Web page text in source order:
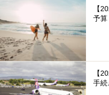
【
予算
【
手続